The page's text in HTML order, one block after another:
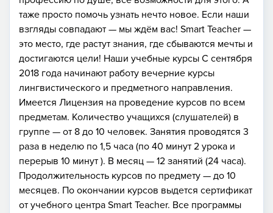
таже просто помочь узнать нечто новое. Если наши
взгляды совпадают — мы ждём вас! Smart Teacher —
это место, где растут знания, где сбываются мечты и
достигаются цели! Наши учебные курсы С сентября
2018 года начинают работу вечерние курсы
лингвистического и предметного направления.
Имеется Лицензия на проведение курсов по всем
предметам. Количество учащихся (слушателей) в
группе — от 8 до 10 человек. Занятия проводятся 3
раза в неделю по 1,5 часа (по 40 минут 2 урока и
перерыв 10 минут ). В месяц — 12 занятий (24 часа).
Продолжительность курсов по предмету — до 10
месяцев. По окончании курсов выдется сертификат
от учебного центра Smart Teacher. Все программы